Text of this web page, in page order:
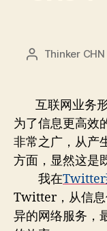
文
者
Thinker CHN
互联网业务形
为了信息更高效
非常之广，从产
方面，显然这是
我在Twitter
Twitter，从信息
异的网络服务，